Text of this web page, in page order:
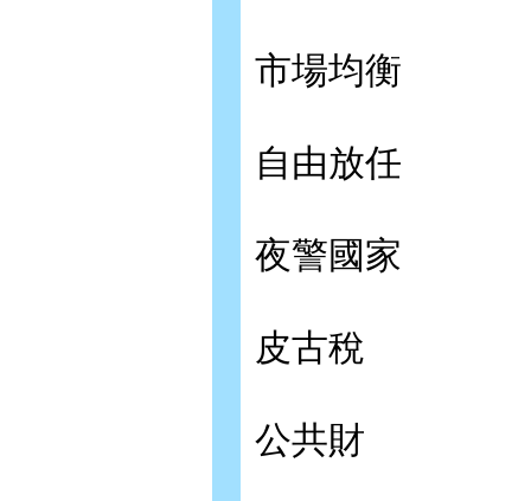
市場均衡
自由放任
夜警國家
皮古稅
公共財